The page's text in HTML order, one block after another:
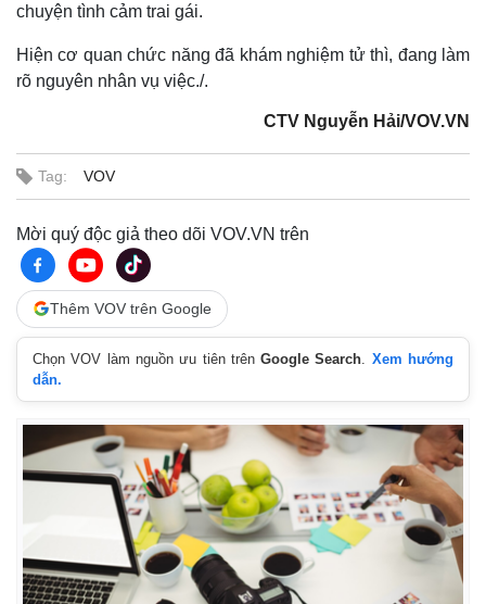
Cuộc sống đó đây
Hồ sơ
Multimedia
Video
Ảnh
E-Magazine
chuyện tình cảm trai gái.
Hiện cơ quan chức năng đã khám nghiệm tử thì, đang làm
rõ nguyên nhân vụ việc./.
CTV Nguyễn Hải/VOV.VN
Tag: VOV
Mời quý độc giả theo dõi VOV.VN trên
Thêm VOV trên Google
Chọn VOV làm nguồn ưu tiên trênGoogle Search
Xem hướng
dẫn.